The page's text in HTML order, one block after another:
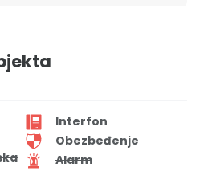
Interfon
Obezbeđenje
Alarm